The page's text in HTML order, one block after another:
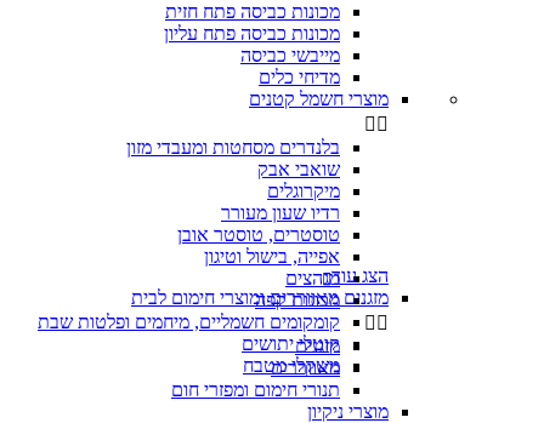
מכונות כביסה פתח חזית
מכונות כביסה פתח עליון
מייבשי כביסה
מדיחי כלים
מוצרי חשמל קטנים
 
בלנדרים מסחטות ומעבדי מזון
שואבי אבק
מיקרוגלים
רדיו שעון מעורר
טוסטרים, טוסטר אובן
אפייה, בישול וטיגון
מגהצים
מכונות קפה
קומקומים חשמליים, מיחמים ופלטות שבת
קוטלי יתושים
משקלי מטבח
הצג עוד
מזגנים מאווררים ומוצרי חימום לבית
 
מזגנים
מאווררים
תנורי חימום ומפזרי חום
מוצרי ניקיון